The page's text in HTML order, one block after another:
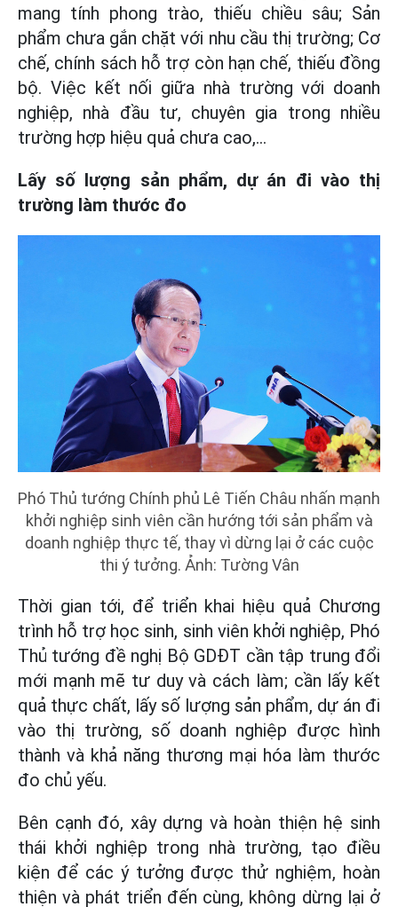
mang tính phong trào, thiếu chiều sâu; Sản
phẩm chưa gắn chặt với nhu cầu thị trường; Cơ
chế, chính sách hỗ trợ còn hạn chế, thiếu đồng
bộ. Việc kết nối giữa nhà trường với doanh
nghiệp, nhà đầu tư, chuyên gia trong nhiều
trường hợp hiệu quả chưa cao,...
Lấy số lượng sản phẩm, dự án đi vào thị
trường làm thước đo
Phó Thủ tướng Chính phủ Lê Tiến Châu nhấn mạnh
khởi nghiệp sinh viên cần hướng tới sản phẩm và
doanh nghiệp thực tế, thay vì dừng lại ở các cuộc
thi ý tưởng. Ảnh: Tường Vân
Thời gian tới, để triển khai hiệu quả Chương
trình hỗ trợ học sinh, sinh viên khởi nghiệp, Phó
Thủ tướng đề nghị Bộ GDĐT cần tập trung đổi
mới mạnh mẽ tư duy và cách làm; cần lấy kết
quả thực chất, lấy số lượng sản phẩm, dự án đi
vào thị trường, số doanh nghiệp được hình
thành và khả năng thương mại hóa làm thước
đo chủ yếu.
Bên cạnh đó, xây dựng và hoàn thiện hệ sinh
thái khởi nghiệp trong nhà trường, tạo điều
kiện để các ý tưởng được thử nghiệm, hoàn
thiện và phát triển đến cùng, không dừng lại ở